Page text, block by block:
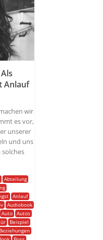
Anlauf
wir
es vor,
unserer
und uns
Abteilung
Anlauf
Audiobook
Auto
Autos
Beispiel
Beziehungen